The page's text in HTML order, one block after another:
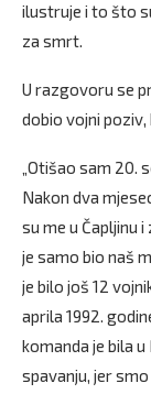
ilustruje i to što
za smrt.
U razgovoru se
dobio vojni poziv,
„Otišao sam 20.
Nakon dva
su me u Čapljinu
je samo bio naš
je bilo još 12
aprila 1992.
komanda je bila
spavanju, jer